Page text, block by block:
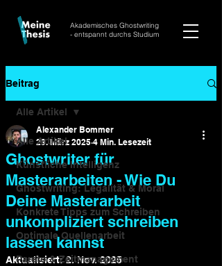
Akademisches Ghostwriting
- entspannt durchs Studium
Beitrag
Alle Artikel
Künstliche Intelligenz
Ghostwriting: Legalität & Moral
Konkrete Tipps zum Schreiben
Optimale Quellenarbeit
Pareto & Zeitmanagement
Alle Artikel
Ghostwriter für
Masterarbeiten - Wie Du
Deine Masterarbeit
unkompliziert schreiben
lassen kannst
Alexander Bommer
29. März 2025 4 Min. Lesezeit
Aktualisiert:2. Nov. 2025